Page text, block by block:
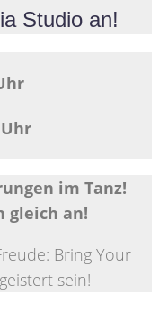
Studio an!
im Tanz!
gleich an!
Bring Your
sein!